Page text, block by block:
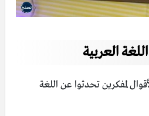
العربية
لمفكرين تحدثوا عن اللغة